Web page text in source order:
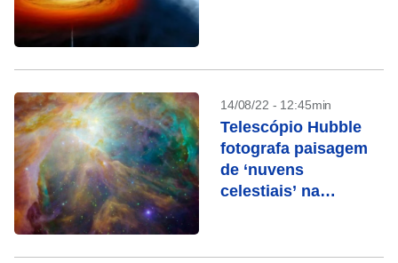
14/08/22 - 12:45min
Telescópio Hubble
fotografa paisagem
de ‘nuvens
celestiais’ na